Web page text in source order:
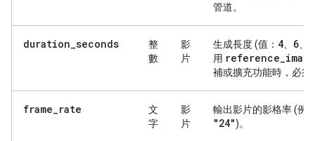
管道。
duration_seconds
整
數
影
片
生成長度 (值： 4 6
用 reference_
補或擴充功能時，必
frame_rate
文
字
影
片
輸出影片的影格率 (例
"24")。